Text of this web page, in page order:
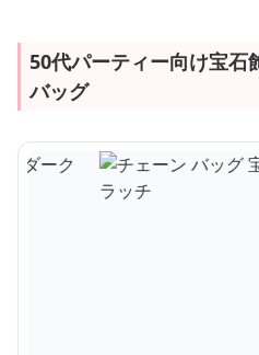
50代パーティー向け宝石
バッグ